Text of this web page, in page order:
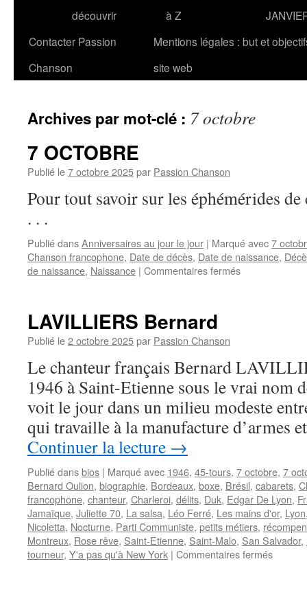
découvrir
à Z
Contacter Passion
Chanson
Mentions légales : but et
site web
Archives par mot-clé : 7 octobre
7 OCTOBRE
Publié le7 octobre 2025par Passion Chanson
Pour tout savoir sur les éphémérides
. . .
Publié dansAnniversaires au jour le jour | Marqué avec7
Chanson francophone, Date de décès, Date de naissance,
de naissance, Naissance | Commentaires ferméssur
LAVILLIERS Bernard
Publié le2 octobre 2025par Passion Chanson
Le chanteur français Bernard
1946 à Saint-Etienne sous le vrai nom
voit le jour dans un milieu modeste
qui travaille à la manufacture d’armes
Continuer la lecture →
Publié dansbios | Marqué avec 1946, 45-tours, 7 octobre, 7
Bernard Oulion, biographie, Bordeaux, boxe, Brésil, cabarets,
francophone, chanteur, Charleroi, délits, Duk, Edgar De Lyon,
Jamaïque, Juliette 70, La salsa, Léo Ferré, Les mains d'or, Lyon
Nicoletta, Nocturne, Parti Communiste, petits métiers,
Montreux, Rose rêve, Saint-Etienne, Saint-Malo, San Salvador,
tourneur, Y'a pas qu'à New York | Commentaires ferméssur